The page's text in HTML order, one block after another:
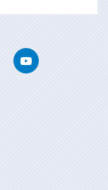
Youtube